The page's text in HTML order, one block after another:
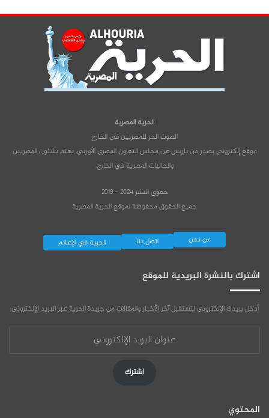
الحرية المصرية
الصوت الحر للمصريين في الخارج
موقع إلكتروني يصدر من باريس عن مجلس التعاون المصري الأوربي، يهتم بشئون المصريين
والجاليات المصرية في الخارج.
حقوق النشر 2024 - 2019
جميع الحقوق محفوظة لموقع الحرية المصرية
من نحن اتصل بنا الحرية في الإعلام
اشترك بالنشرة البريدية للموقع
أدخل بريدك الإلكتروني لتستقبل آخر الأخبار والمقالات من جريدة الحرية عبر البريد الإلكتروني:
اشترك
المحتوي